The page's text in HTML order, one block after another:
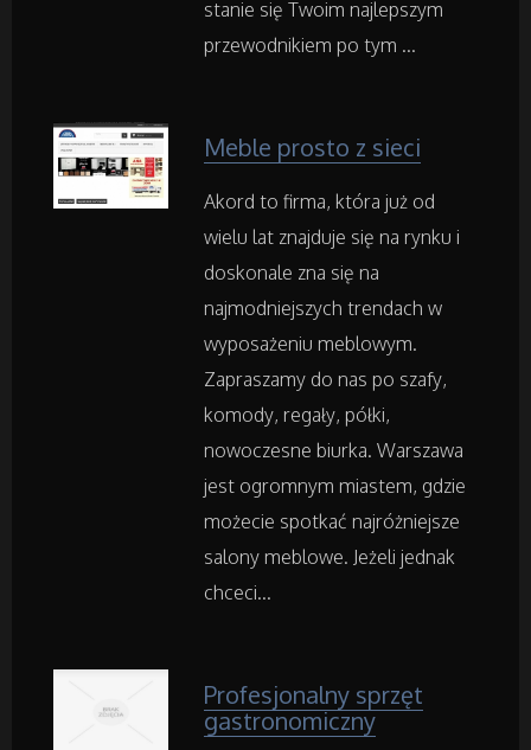
Części Samochodowe
Usługi Motoryzacyjne
Salony, Komisy
Materiały Promocyjne
Agencje Reklamowe
Materiały Reklamowe
Inne Agencje
Rekreacja
Hobby
stanie się Twoim najlepszym
przewodnikiem po tym ...
Meble prosto z sieci
Akord to firma, która już od
wielu lat znajduje się na rynku i
doskonale zna się na
najmodniejszych trendach w
wyposażeniu meblowym.
Zapraszamy do nas po szafy,
komody, regały, półki,
nowoczesne biurka. Warszawa
jest ogromnym miastem, gdzie
możecie spotkać najróżniejsze
salony meblowe. Jeżeli jednak
chceci...
Profesjonalny sprzęt
gastronomiczny